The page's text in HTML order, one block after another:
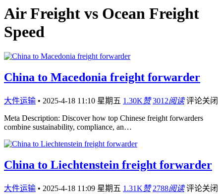
Air Freight vs Ocean Freight
Speed
China to Macedonia freight forwarder
大件运输 • 2025-4-18 11:10 星期五 1.30K赞 3012阅读 评论关闭
Meta Description: Discover how top Chinese freight forwarders
combine sustainability, compliance, an…
China to Liechtenstein freight forwarder
大件运输 • 2025-4-18 11:09 星期五 1.31K赞 2788阅读 评论关闭